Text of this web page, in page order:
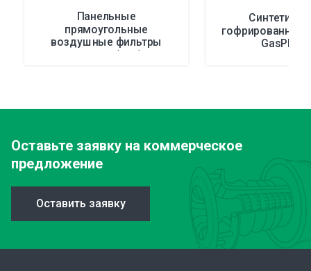
Панельные
прямоугольные
воздушные фильтры
гофрированные
GasPleat
Оставьте заявку на коммерческое
предложение
Оставить заявку